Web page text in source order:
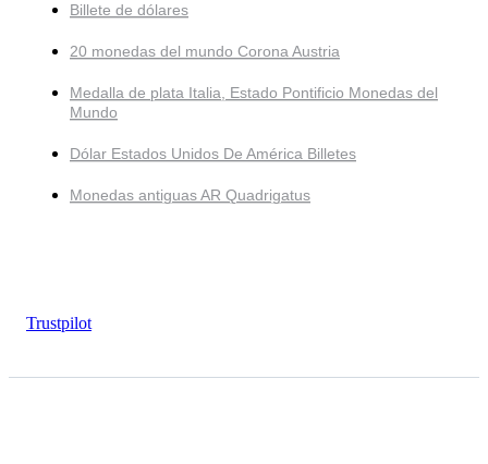
Billete de dólares
20 monedas del mundo Corona Austria
Medalla de plata Italia, Estado Pontificio Monedas del
Mundo
Dólar Estados Unidos De América Billetes
Monedas antiguas AR Quadrigatus
Trustpilot